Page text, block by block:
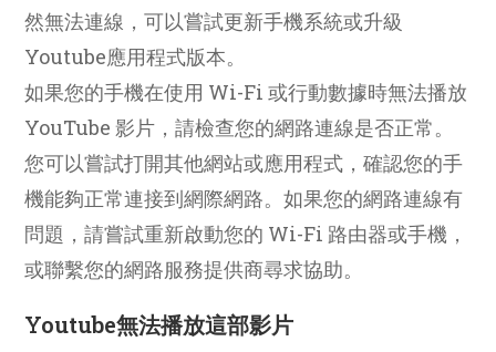
然無法連線，可以嘗試更新手機系統或升級
Youtube應用程式版本。
如果您的手機在使用 Wi-Fi 或行動數據時無法播放
YouTube 影片，請檢查您的網路連線是否正常。
您可以嘗試打開其他網站或應用程式，確認您的手
機能夠正常連接到網際網路。如果您的網路連線有
問題，請嘗試重新啟動您的 Wi-Fi 路由器或手機，
或聯繫您的網路服務提供商尋求協助。
Youtube無法播放這部影片